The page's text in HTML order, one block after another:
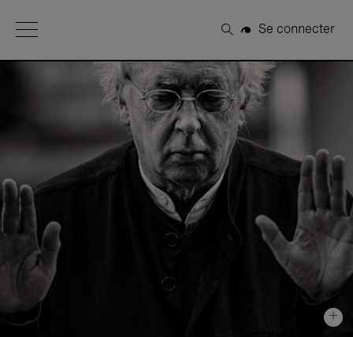
Open Menu
Rechercher
Se connecter
+